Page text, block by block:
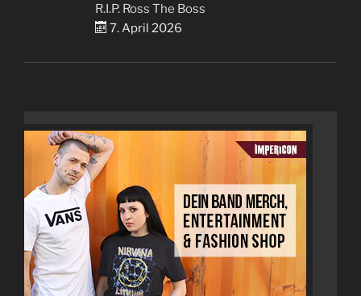
R.I.P. Ross The Boss
7. April 2026